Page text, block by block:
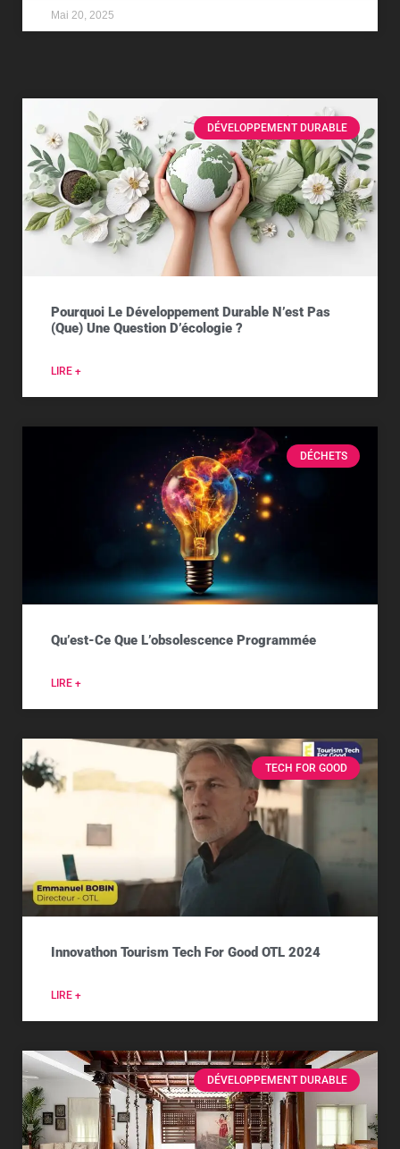
Mai 20, 2025
DÉVELOPPEMENT DURABLE
Pourquoi Le Développement Durable N’est Pas
(que) Une Question D’écologie ?
LIRE +
DÉCHETS
Qu’est-Ce Que L’obsolescence Programmée
LIRE +
TECH FOR GOOD
Innovathon Tourism Tech For Good OTL 2024
LIRE +
DÉVELOPPEMENT DURABLE